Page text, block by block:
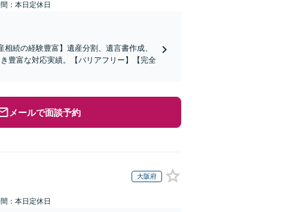
：本日定休日
続の経験豊富】遺産分割、遺言書作成、
豊富な対応実績。【バリアフリー】【完全
メールで面談予約
大阪府
：本日定休日